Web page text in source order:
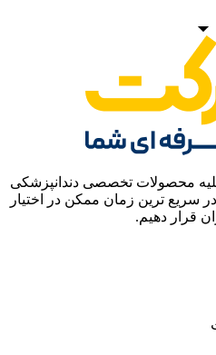
محصولات تخصصی دندانپزشکی
سریع ترین زمان ممکن در اختیار
قرار دهیم.